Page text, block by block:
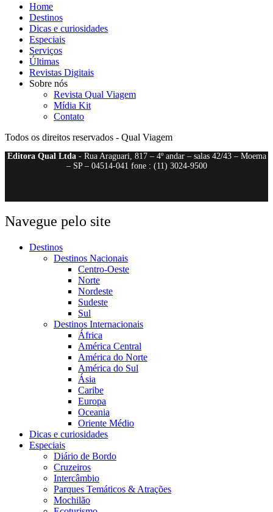
Home
Destinos
Dicas e curiosidades
Especiais
Serviços
Últimas
Revistas Digitais
Sobre nós
Revista Qual Viagem
Mídia Kit
Contato
Todos os direitos reservados - Qual Viagem
Editora Qual Ltda- Rua Araguari, 817 – 4º andar – salas 42/43 – Moema
– SP – 04514-041 fone : (11) 3024-9500
Navegue pelo site
Destinos
Destinos Nacionais
Centro-Oeste
Norte
Nordeste
Sudeste
Sul
Destinos Internacionais
África
América Central
América do Norte
América do Sul
Ásia
Caribe
Europa
Oceania
Oriente Médio
Dicas e curiosidades
Especiais
Diário de Bordo
Cruzeiros
Intercâmbio
Parques Temáticos & Atrações
Mochilão